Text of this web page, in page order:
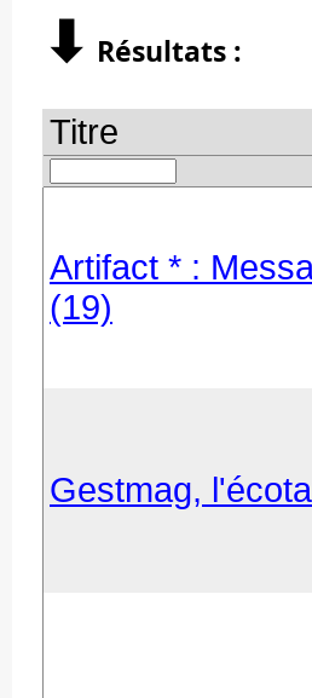
⬇︎ Résultats :
Titre
Artifact * :
(19)
Gestmag,